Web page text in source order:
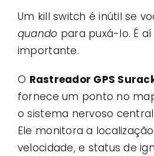
Um kill switch é inútil se
quando para puxá-lo. É
importante.
O Rastreador GPS
fornece um ponto no
o sistema nervoso
Ele monitora a
velocidade, e status de